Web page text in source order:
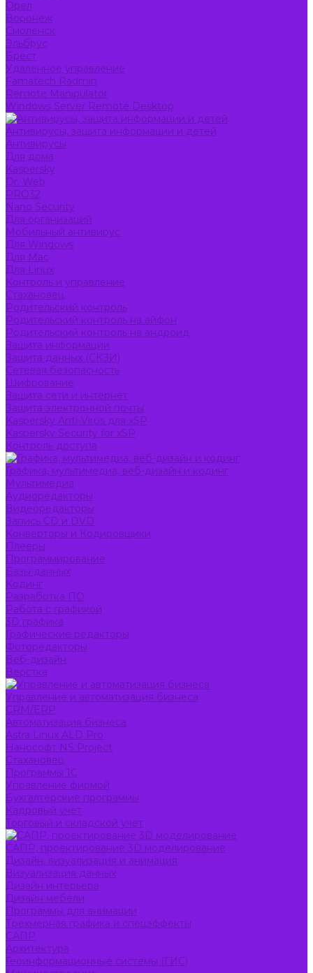
Орел
Воронеж
Смоленск
Эльбрус
Брест
Удаленное управление
Famatech Radmin
Remote Manipulator
Windows Server Remote Desktop
Антивирусы, защита информации и детей
Антивирусы
Для дома
Kaspersky
Dr. Web
PRO32
Nano Security
Для организаций
Мобильный антивирус
Для Windows
Для Mac
Для Linux
Контроль и управление
Стахановец
Родительский контроль
Родительский контроль на айфон
Родительский контроль на андроид
Защита информации
Защита данных (СКЗИ)
Сетевая безопасность
Шифрование
Защита сети и интернет
Защита электронной почты
Kaspersky Anti-Virus для xSP
Kaspersky Security for xSP
Контроль доступа
Графика, мультимедиа, веб-дизайн и кодинг
Мультимедиа
Аудиоредакторы
Видеоредакторы
Запись CD и DVD
Конверторы и Кодировщики
Плееры
Программирование
Базы данных
Кодинг
Разработка ПО
Работа с графикой
3D графика
Графические редакторы
Фоторедакторы
Веб-дизайн
Верстка
Управление и автоматизация бизнеса
CRM/ERP
Автоматизация бизнеса
Astra Linux ALD Pro
Нанософт NS Project
Стахановец
Программы 1С
Управление фирмой
Бухгалтерские программы
Кадровый учет
Торговый и складской учет
САПР, проектирование 3D моделирование
Дизайн, визуализация и анимация
Визуализация данных
Дизайн интерьера
Дизайн мебели
Программы для анимации
Трехмерная графика и спецэффекты
САПР
Архитектура
Геоинформационные системы (ГИС)